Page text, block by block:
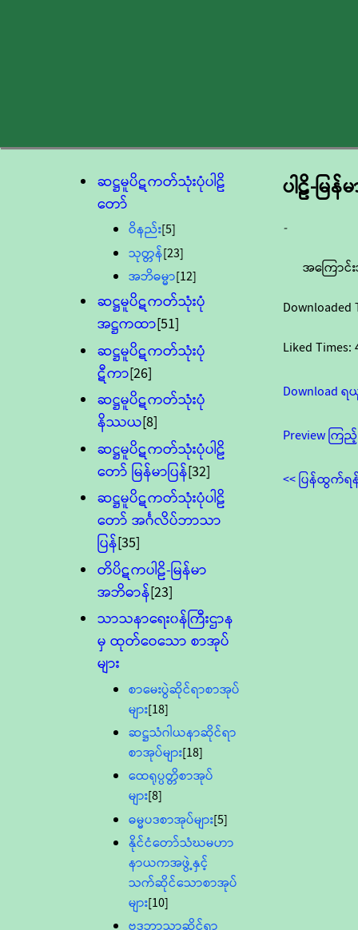
ဆဋ္ဌမူပိဋကတ်သုံးပုံပါဠိ
တော်
ဝိနည်း[5]
သုတ္တန်[23]
အဘိဓမ္မာ[12]
ဆဋ္ဌမူပိဋကတ်သုံးပုံ
အဋ္ဌကထာ[51]
ဆဋ္ဌမူပိဋကတ်သုံးပုံ
ဋီကာ[26]
ဆဋ္ဌမူပိဋကတ်သုံးပုံ
နိဿယ[8]
ဆဋ္ဌမူပိဋကတ်သုံးပုံပါဠိ
တော် မြန်မာပြန်[32]
ဆဋ္ဌမူပိဋကတ်သုံးပုံပါဠိ
တော် အင်္ဂလိပ်ဘာသာ
ပြန်[35]
တိပိဋကပါဠိ-မြန်မာ
အဘိဓာန်[23]
သာသနာရေး၀န်ကြီးဌာန
မှ ထုတ်ဝေသော စာအုပ်
များ
စာမေးပွဲဆိုင်ရာစာအုပ်
များ[18]
ဆဋ္ဌသံဂါယနာဆိုင်ရာ
စာအုပ်များ[18]
ထေရုပ္ပတ္တိစာအုပ်
များ[8]
ဓမ္မပဒစာအုပ်များ[5]
နိုင်ငံတော်သံဃမဟာ
နာယကအဖွဲ့နှင့်
သက်ဆိုင်သောစာအုပ်
များ[10]
ပါဠိ-မြ
-
အကြောင်
Downloaded
Liked Times:
Download
Preview ကြ
<< ပြန်ထွက်ရ